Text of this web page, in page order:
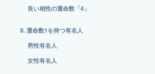
良い相性の運命数「4」
8. 運命数1を持つ有名人
男性有名人
女性有名人